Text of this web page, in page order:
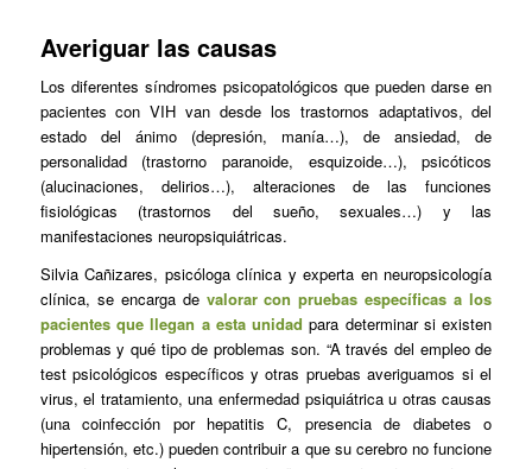
Averiguar las causas
Los diferentes síndromes psicopatológicos que pueden darse en
pacientes con VIH van desde los trastornos adaptativos, del
estado del ánimo (depresión, manía…), de ansiedad, de
personalidad (trastorno paranoide, esquizoide…), psicóticos
(alucinaciones, delirios…), alteraciones de las funciones
fisiológicas (trastornos del sueño, sexuales…) y las
manifestaciones neuropsiquiátricas.
Silvia Cañizares, psicóloga clínica y experta en neuropsicología
clínica, se encarga devalorar con pruebas específicas a los
pacientes que llegan a esta unidad para determinar si existen
problemas y qué tipo de problemas son. “A través del empleo de
test psicológicos específicos y otras pruebas averiguamos si el
virus, el tratamiento, una enfermedad psiquiátrica u otras causas
(una coinfección por hepatitis C, presencia de diabetes o
hipertensión, etc.) pueden contribuir a que su cerebro no funcione